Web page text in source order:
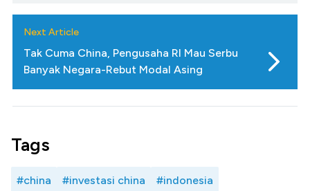
Next Article
Tak Cuma China, Pengusaha RI Mau Serbu
Banyak Negara-Rebut Modal Asing
Tags
#china #investasi china #indonesia